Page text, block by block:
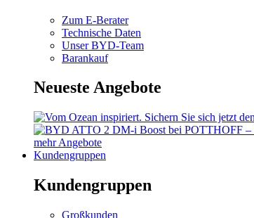
Zum E-Berater
Technische Daten
Unser BYD-Team
Barankauf
Neueste Angebote
mehr Angebote
Kundengruppen
Kundengruppen
Großkunden